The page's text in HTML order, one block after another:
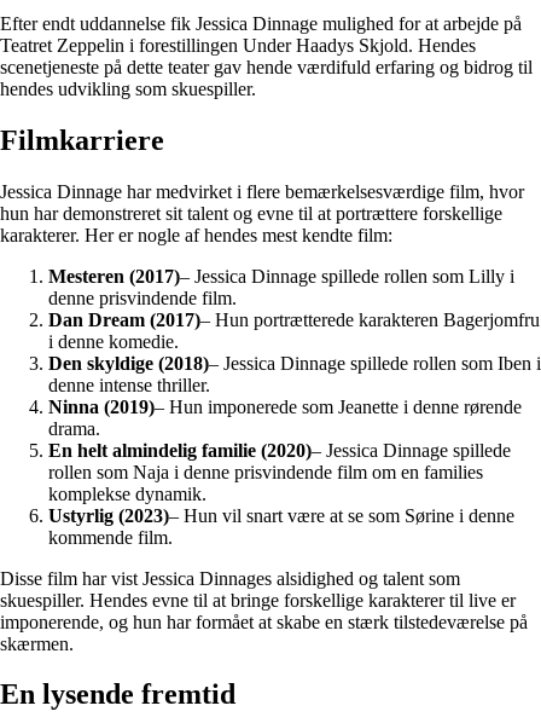
Efter endt uddannelse fik Jessica Dinnage mulighed for at arbejde på
Teatret Zeppelin i forestillingen Under Haadys Skjold. Hendes
scenetjeneste på dette teater gav hende værdifuld erfaring og bidrog til
hendes udvikling som skuespiller.
Filmkarriere
Jessica Dinnage har medvirket i flere bemærkelsesværdige film, hvor
hun har demonstreret sit talent og evne til at portrættere forskellige
karakterer. Her er nogle af hendes mest kendte film:
Mesteren (2017)– Jessica Dinnage spillede rollen som Lilly i
denne prisvindende film.
Dan Dream (2017)– Hun portrætterede karakteren Bagerjomfru
i denne komedie.
Den skyldige (2018)– Jessica Dinnage spillede rollen som Iben i
denne intense thriller.
Ninna (2019)– Hun imponerede som Jeanette i denne rørende
drama.
En helt almindelig familie (2020)– Jessica Dinnage spillede
rollen som Naja i denne prisvindende film om en families
komplekse dynamik.
Ustyrlig (2023)– Hun vil snart være at se som Sørine i denne
kommende film.
Disse film har vist Jessica Dinnages alsidighed og talent som
skuespiller. Hendes evne til at bringe forskellige karakterer til live er
imponerende, og hun har formået at skabe en stærk tilstedeværelse på
skærmen.
En lysende fremtid